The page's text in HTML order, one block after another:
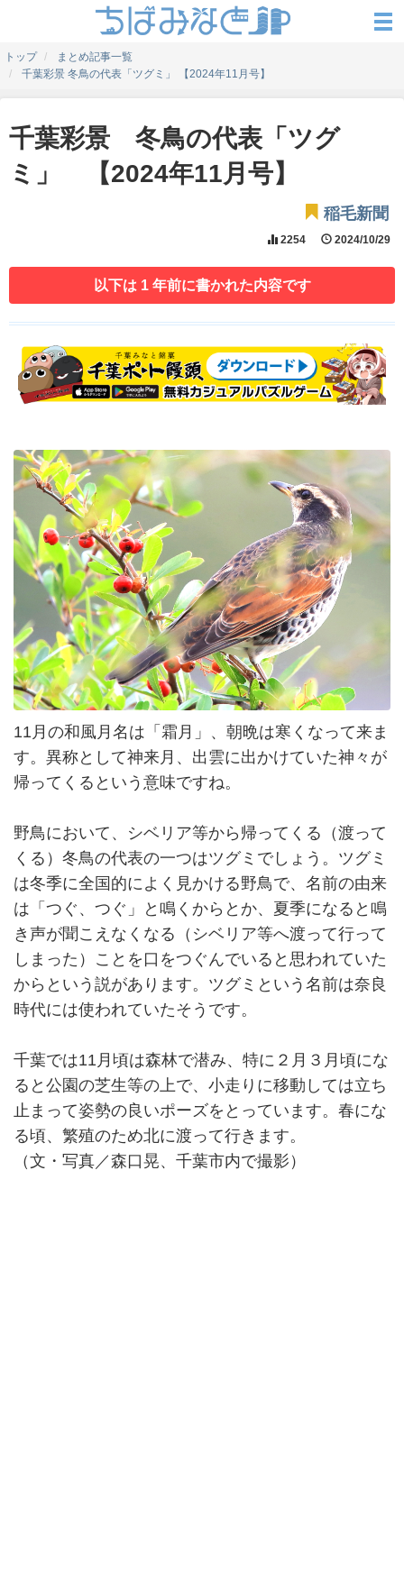
トップ
まとめ記事一覧
千葉彩景 冬鳥の代表「ツグミ」 【2024年11月号】
千葉彩景 冬鳥の代表「ツグ
ミ」 【2024年11月号】
稲毛新聞
2254 2024/10/29
以下は 1 年前に書かれた内容です
11月の和風月名は「霜月」、朝晩は寒くなって来ま
す。異称として神来月、出雲に出かけていた神々が
帰ってくるという意味ですね。
野鳥において、シベリア等から帰ってくる（渡って
くる）冬鳥の代表の一つはツグミでしょう。ツグミ
は冬季に全国的によく見かける野鳥で、名前の由来
は「つぐ、つぐ」と鳴くからとか、夏季になると鳴
き声が聞こえなくなる（シベリア等へ渡って行って
しまった）ことを口をつぐんでいると思われていた
からという説があります。ツグミという名前は奈良
時代には使われていたそうです。
千葉では11月頃は森林で潜み、特に２月３月頃にな
ると公園の芝生等の上で、小走りに移動しては立ち
止まって姿勢の良いポーズをとっています。春にな
る頃、繁殖のため北に渡って行きます。
（文・写真／森口晃、千葉市内で撮影）